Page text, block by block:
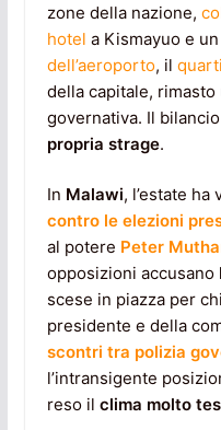
zone della nazione,
hotel a Kismayuo e
dell’aeroporto, il
della capitale,
governativa. Il
propria strage.
In Malawi, l’estate
contro le elezioni
al potere Peter
opposizioni accusano
scese in piazza per
presidente e della
scontri tra polizia
l’intransigente
reso il clima molto